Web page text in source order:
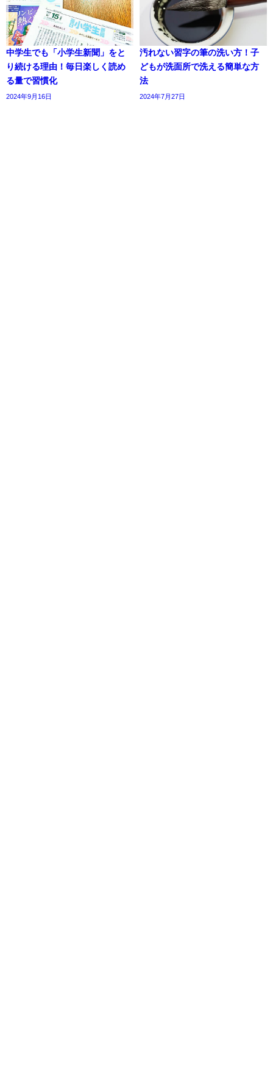
中学生でも「小学生新聞」をと
り続ける理由！毎日楽しく読め
る量で習慣化
2024年9月16日
汚れない習字の筆の洗い方！子
どもが洗面所で洗える簡単な方
法
2024年7月27日